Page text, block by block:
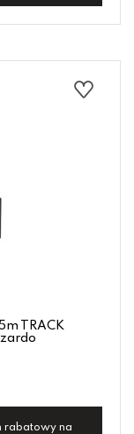
TRACK
rabatowy na